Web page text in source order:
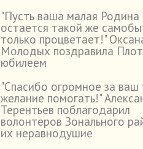
"Пусть ваша малая Родина
остается такой же
только процветает!"
Молодых поздравила
юбилеем
"Спасибо огромное за ваш
желание помогать!"
Терентьев поблагодарил
волонтеров Зонального
их неравнодушие